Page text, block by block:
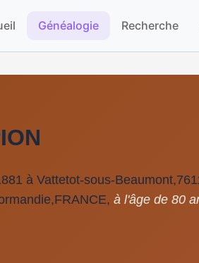
Généalogie Recherche
à Vattetot-sous-
à l'âge de 80